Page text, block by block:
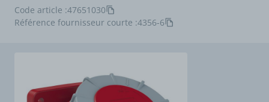
Code article :47651030
Référence fournisseur courte :4356-6